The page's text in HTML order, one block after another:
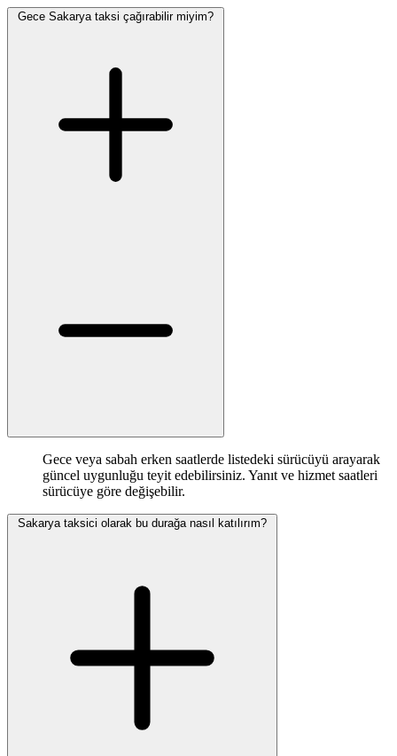
Gece Sakarya taksi çağırabilir miyim?
Gece veya sabah erken saatlerde listedeki sürücüyü arayarak
güncel uygunluğu teyit edebilirsiniz. Yanıt ve hizmet saatleri
sürücüye göre değişebilir.
Sakarya taksici olarak bu durağa nasıl katılırım?